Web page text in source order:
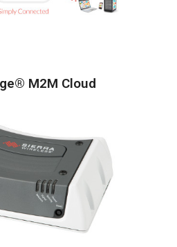
M2M Cloud